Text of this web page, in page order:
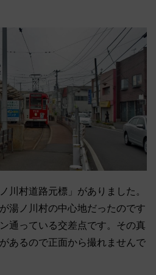
川村道路元標」がありました。
湯ノ川村の中心地だったのです
通っている交差点です。その真
あるので正面から撮れませんで